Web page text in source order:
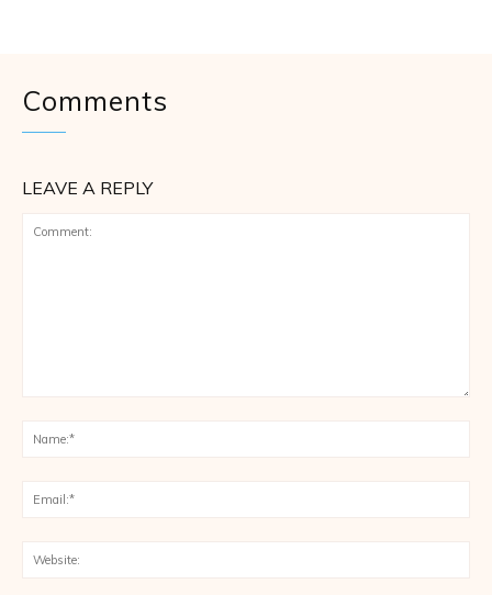
Comments
LEAVE A REPLY